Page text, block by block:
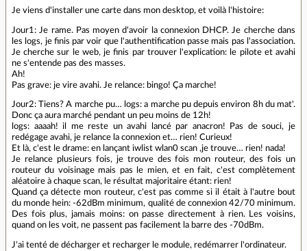
Je viens d'installer une carte dans mon desktop, et voilà l'histoire:
Jour1: Je rame. Pas moyen d'avoir la connexion DHCP. Je cherche dans
les logs, je finis par voir que l'authentification passe mais pas l'association.
Je cherche sur le web, je finis par trouver l'explication: le pilote et avahi
ne s'entende pas des masses.
Ah!
Pas grave: je vire avahi. Je relance: bingo! Ça marche!
Jour2: Tiens? A marche pu… logs: a marche pu depuis environ 8h du mat'.
Donc ça aura marché pendant un peu moins de 12h!
logs: aaaah! il me reste un avahi lancé par anacron! Pas de souci, je
redégage avahi, je relance la connexion et… rien! Curieux!
Et là, c'est le drame: en lançant iwlist wlan0 scan ,je trouve… rien! nada!
Je relance plusieurs fois, je trouve des fois mon routeur, des fois un
routeur du voisinage mais pas le mien, et en fait, c'est complètement
aléatoire à chaque scan, le résultat majoritaire étant: rien!
Quand ça détecte mon routeur, c'est pas comme si il était à l'autre bout
du monde hein: -62dBm minimum, qualité de connexion 42/70 minimum.
Des fois plus, jamais moins: on passe directement à rien. Les voisins,
quand on les voit, ne passent pas facilement la barre des -70dBm.
J'ai tenté de décharger et recharger le module, redémarrer l'ordinateur.